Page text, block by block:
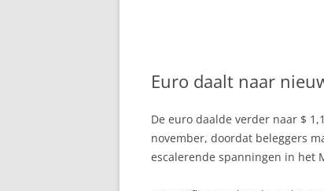
Euro daalt naar
De euro daalde verder naar $
november, doordat beleggers
escalerende spanningen in het